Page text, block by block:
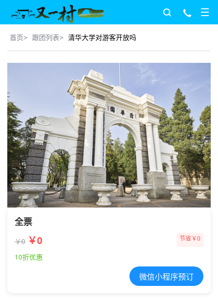
首页> 跟团列表> 清华大学对游客开放吗
全票
￥0 ￥0 节省￥0
10折优惠
微信小程序预订